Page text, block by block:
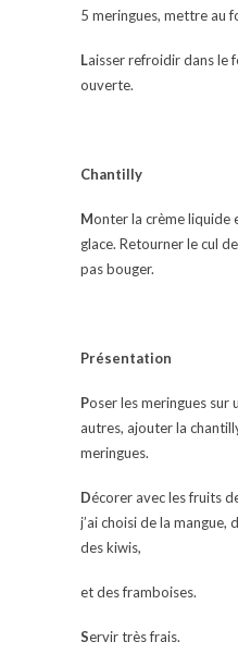
5 meringues, mettre au
Laisser refroidir dans le
ouverte.
Chantilly
Monter la crème liquide
glace. Retourner le cul
pas bouger.
Présentation
Poser les meringues sur
autres, ajouter la
meringues.
Décorer avec les fruits
j’ai choisi de la mangue,
des kiwis,
et des framboises.
Servir très frais.